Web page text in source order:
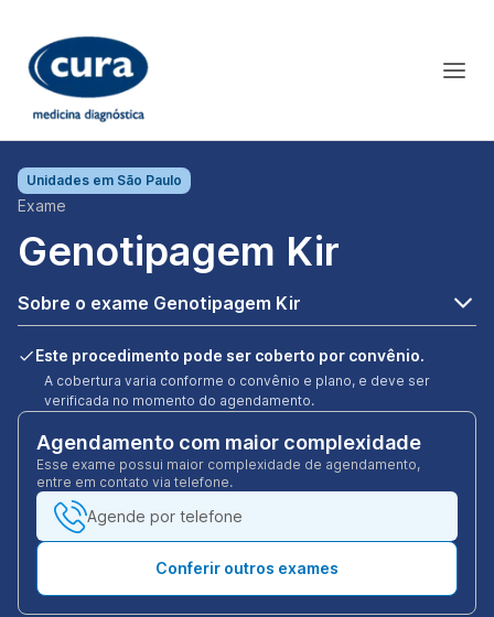
Unidades em São Paulo
Exame
Genotipagem Kir
Sobre o exame Genotipagem Kir
Este procedimento pode ser coberto por convênio.
A cobertura varia conforme o convênio e plano, e deve ser
verificada no momento do agendamento.
Agendamento com maior complexidade
Esse exame possui maior complexidade de agendamento,
entre em contato via telefone.
Agende por telefone
Conferir outros exames